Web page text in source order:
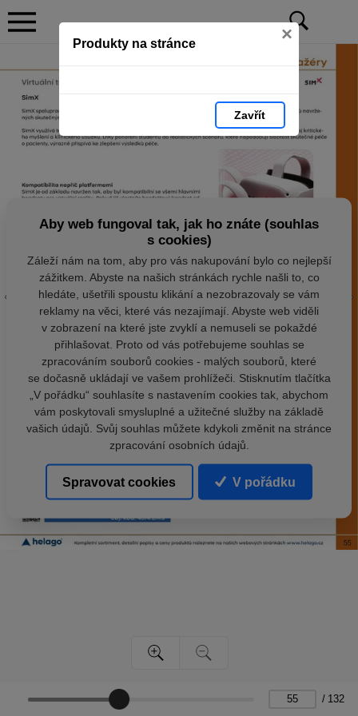
Produkty na stránce ×
Zavřít
/ 132
Aby web fungoval tak, jak ho znáte (souhlas
s cookies)
Záleží nám na tom, aby pro vás nakupování bylo co nejlepší
zážitkem. Abyste na našich stránkách rychle našli to, co
hledáte, ušetřili spoustu klikání a nezobrazovaly se vám
reklamy na věci, které vás nezajímají. Abyste web viděli
v zobrazení na které jste zvyklí a nemuseli se pokaždé
přihlašovat. Proto od vás potřebujeme souhlas se
zpracováním souborů cookies - malých souborů, které
se dočasně ukládají ve vašem prohlížeči. Stisknutím tlačítka
„V pořádku“ souhlasíte s nastavením cookies tak, abychom
vám poskytovali smysluplné a užitečné služby na základě
vašich údajů. Svůj souhlas můžete kdykoli změnit na stránce
zpracování osobních údajů.
Spravovat cookies V pořádku